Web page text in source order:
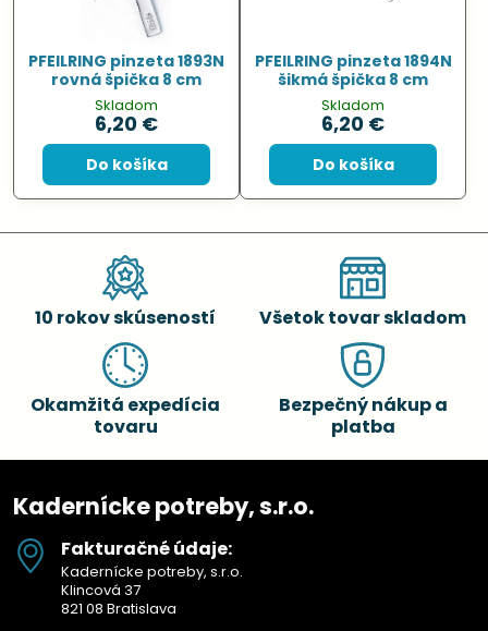
PFEILRING pinzeta 1893N
rovná špička 8 cm
Skladom
6,20 €
Do košíka
PFEILRING pinzeta 1894N
šikmá špička 8 cm
Skladom
6,20 €
Do košíka
10 rokov skúseností Všetok tovar skladom
Okamžitá expedícia
tovaru
Bezpečný nákup a
platba
Kadernícke potreby, s.r.o.
Fakturačné údaje:
Kadernícke potreby, s.r.o.
Klincová 37
821 08 Bratislava